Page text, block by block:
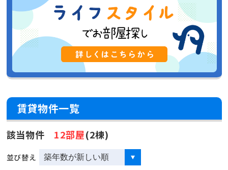
賃貸物件一覧
該当物件 12部屋(2棟)
並び替え